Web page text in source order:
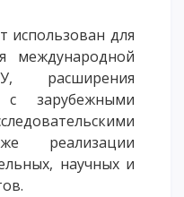
использован для
международной
расширения
с зарубежными
реализации
научных и